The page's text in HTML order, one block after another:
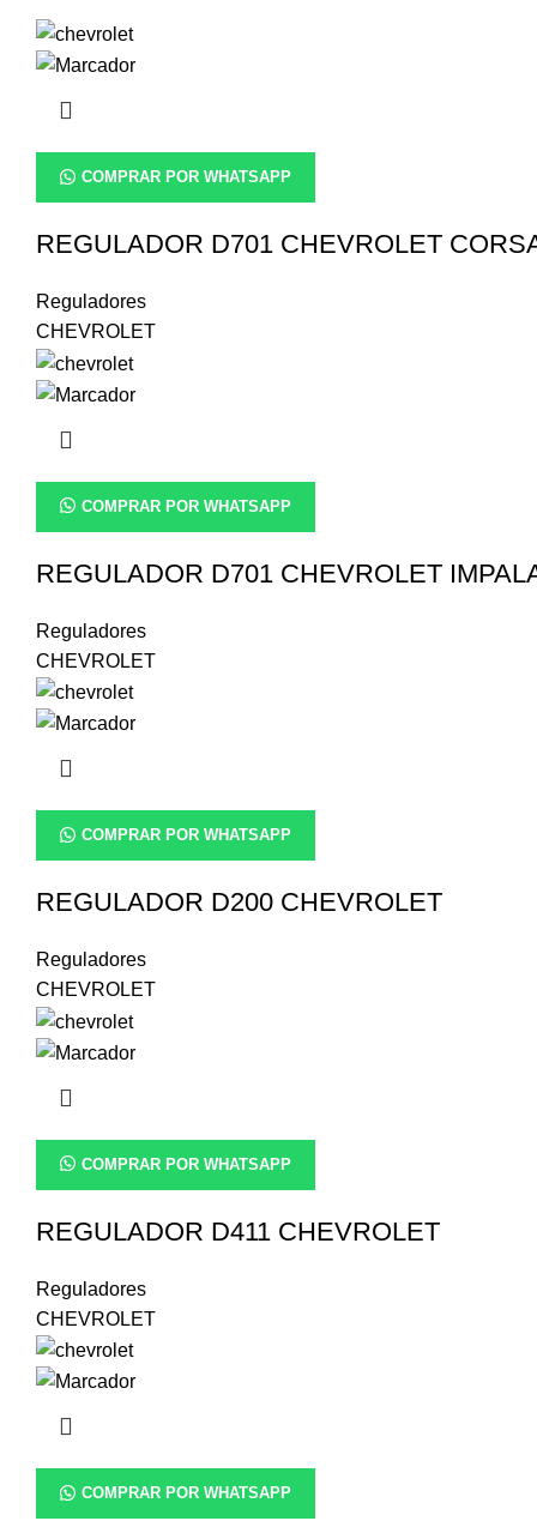
COMPRAR POR WHATSAPP
REGULADOR D701 CHEVROLET
Reguladores
CHEVROLET
COMPRAR POR WHATSAPP
REGULADOR D701 CHEVROLET
Reguladores
CHEVROLET
COMPRAR POR WHATSAPP
REGULADOR D200 CHEVROLET
Reguladores
CHEVROLET
COMPRAR POR WHATSAPP
REGULADOR D411 CHEVROLET
Reguladores
CHEVROLET
COMPRAR POR WHATSAPP